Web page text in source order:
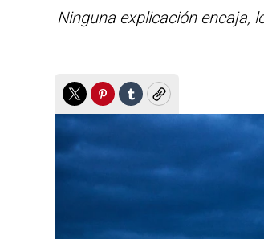
Ninguna explicación encaja,
TwitterPinterest
TumblrCopy